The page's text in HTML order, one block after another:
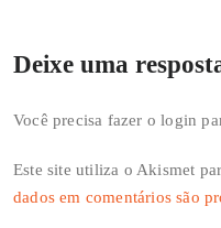
Deixe uma
Você precisa fazer ologin
Este site utiliza o Akismet
dados em comentários são